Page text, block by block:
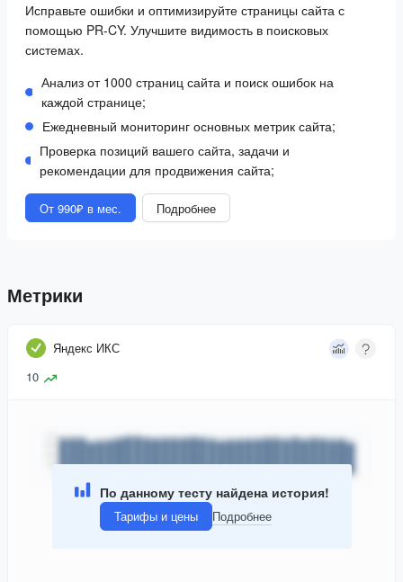
Исправьте ошибки и оптимизируйте страницы сайта с
помощью PR-CY. Улучшите видимость в поисковых
системах.
Анализ от 1000 страниц сайта и поиск ошибок на
каждой странице;
Ежедневный мониторинг основных метрик сайта;
Проверка позиций вашего сайта, задачи и
рекомендации для продвижения сайта;
От 990₽ в мес. Подробнее
Метрики
Яндекс ИКС
10
По данному тесту найдена история!
Тарифы и цены Подробнее